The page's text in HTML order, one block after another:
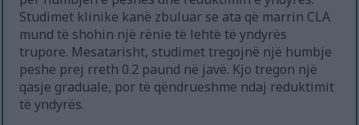
Studimet klinike kanë zbuluar se ata që marrin CLA
mund të shohin një rënie të lehtë të yndyrës
trupore. Mesatarisht, studimet tregojnë një humbje
peshe prej rreth 0.2 paund në javë. Kjo tregon një
qasje graduale, por të qëndrueshme ndaj reduktimit
të yndyrës.